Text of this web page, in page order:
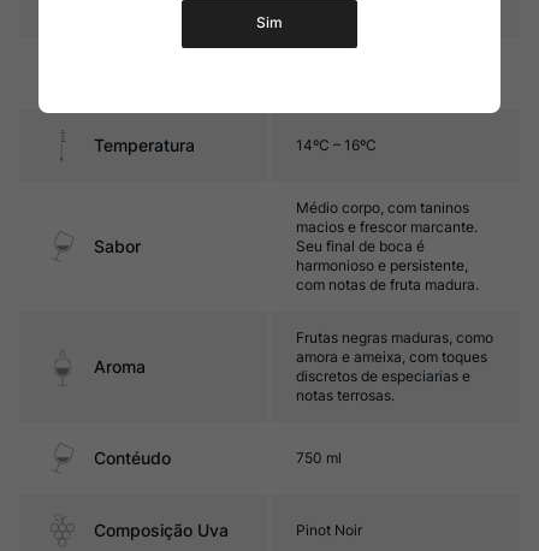
Temperatura 14ºC – 16ºC
Sabor
Médio corpo, com taninos
macios e frescor marcante.
Seu final de boca é
harmonioso e persistente,
com notas de fruta madura.
Aroma
Frutas negras maduras, como
amora e ameixa, com toques
discretos de especiarias e
notas terrosas.
Contéudo 750 ml
Composição Uva Pinot Noir
Sim